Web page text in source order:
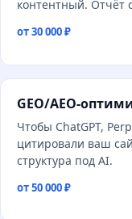
контентный. Отчёт
от 30 000 ₽
GEO/AEO-
Чтобы ChatGPT,
цитировали ваш
структура под AI.
от 50 000 ₽